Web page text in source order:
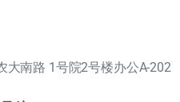
航